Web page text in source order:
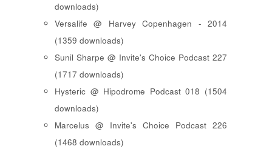
downloads)
Versalife @ Harvey Copenhagen - 2014
(1359 downloads)
Sunil Sharpe @ Invite's Choice Podcast 227
(1717 downloads)
Hysteric @ Hipodrome Podcast 018 (1504
downloads)
Marcelus @ Invite's Choice Podcast 226
(1468 downloads)